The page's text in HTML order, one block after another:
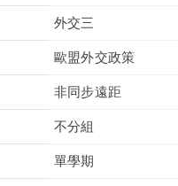
外交三
歐盟外交政策
非同步遠距
不分組
單學期